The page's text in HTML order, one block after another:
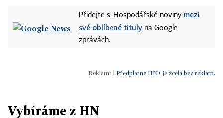
Přidejte si Hospodářské noviny mezi
své oblíbené tituly na Google
zprávách.
Předplatné HN+ je zcela bez reklam.
Vybíráme z HN